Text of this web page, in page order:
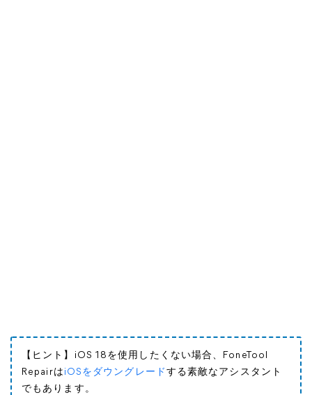
【ヒント】iOS 18を使用したくない場合、FoneTool
Repairは iOSをダウングレード する素敵なアシスタント
でもあります。